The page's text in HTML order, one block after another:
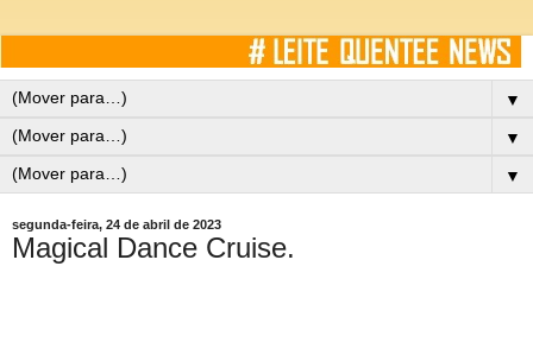
▼
▼
▼
segunda-feira, 24 de abril de 2023
Magical Dance Cruise.